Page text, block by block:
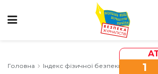
Головна Індекс фізичної безпеки 1